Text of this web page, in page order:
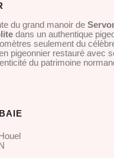
du grand manoir de
dans un authentique
seulement du
pigeonnier restauré avec
du patrimoine